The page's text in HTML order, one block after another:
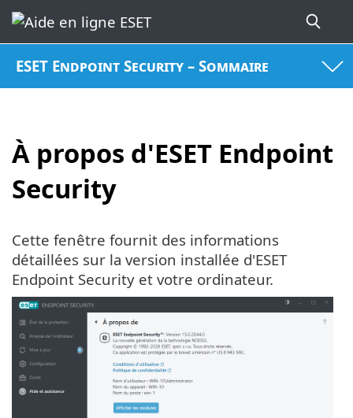
ESET Endpoint Security – Sommaire
À propos d'ESET Endpoint
Security
Cette fenêtre fournit des informations
détaillées sur la version installée d'ESET
Endpoint Security et votre ordinateur.